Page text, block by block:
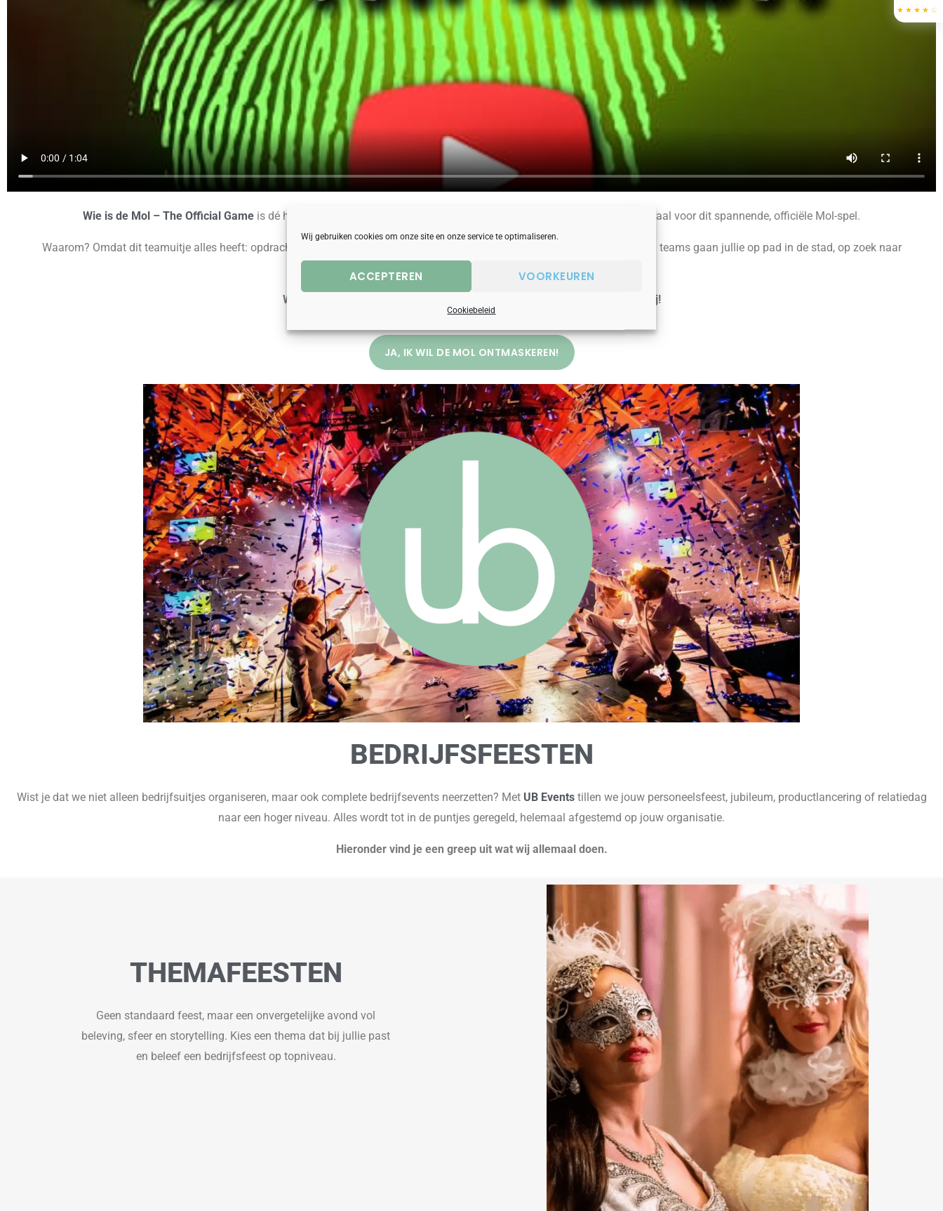
Wij gebruiken cookies om onze site en onze service te optimaliseren.
ACCEPTEREN VOORKEUREN
Cookiebeleid
Wie is de Mol – The Official Game is dé hit van de maand bij Uitjesbureau. Bedrijven uit heel Nederland kiezen massaal voor dit spannende, officiële Mol-spel.
Waarom? Omdat dit teamuitje alles heeft: opdrachten vol actie, slimme sabotage en een flinke dosis gezonde achterdocht. In teams gaan jullie op pad in de stad, op zoek naar
aanwijzingen… terwijl De Mol jullie plannen probeert te dwarsbomen.
Wil je dit populaire teamuitje nog boeken voor jouw team? Wees er snel bij!
JA, IK WIL DE MOL ONTMASKEREN!
BEDRIJFSFEESTEN
Wist je dat we niet alleen bedrijfsuitjes organiseren, maar ook complete bedrijfsevents neerzetten? Met UB Eventstillen we jouw personeelsfeest, jubileum, productlancering of relatiedag
naar een hoger niveau. Alles wordt tot in de puntjes geregeld, helemaal afgestemd op jouw organisatie.
Hieronder vind je een greep uit wat wij allemaal doen.
THEMAFEESTEN
Geen standaard feest, maar een onvergetelijke avond vol
beleving, sfeer en storytelling. Kies een thema dat bij jullie past
en beleef een bedrijfsfeest op topniveau.